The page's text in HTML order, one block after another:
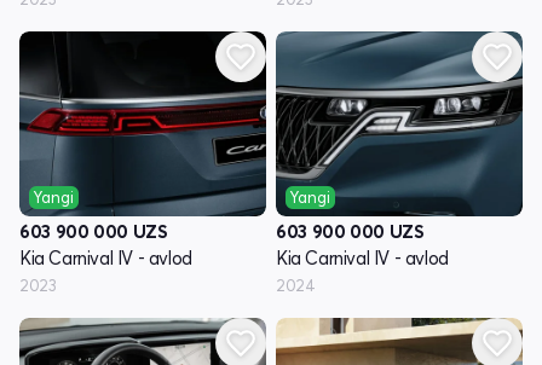
Yangi
603 900 000 UZS
Kia Carnival IV - avlod
2023
Yangi
603 900 000 UZS
Kia Carnival IV - avlod
2024